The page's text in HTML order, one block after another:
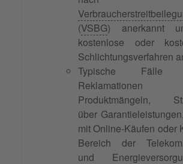
(VSBG) anerkannt
kostenlose oder
Schlichtungsverfahren
Typische Fälle
Produktmängeln,
über
mit Online-Käufen oder
Bereich der
und